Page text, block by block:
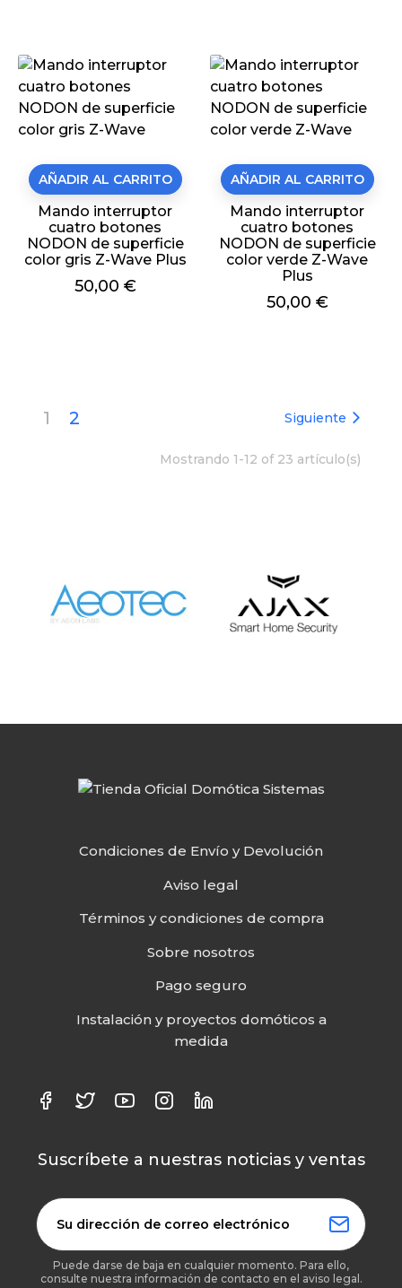
Mando interruptor
cuatro botones
NODON de superficie
color gris Z-Wave Plus
Precio
50,00 €
AÑADIR AL CARRITO
Mando interruptor
cuatro botones
NODON de superficie
color verde Z-Wave
Plus
Precio
50,00 €
AÑADIR AL CARRITO
1 2 Siguiente
Mostrando 1-12 of 23 artículo(s)
Condiciones de Envío y Devolución
Aviso legal
Términos y condiciones de compra
Sobre nosotros
Pago seguro
Instalación y proyectos domóticos a
medida
Suscríbete a nuestras noticias y ventas
Puede darse de baja en cualquier momento. Para ello,
consulte nuestra información de contacto en el aviso legal.